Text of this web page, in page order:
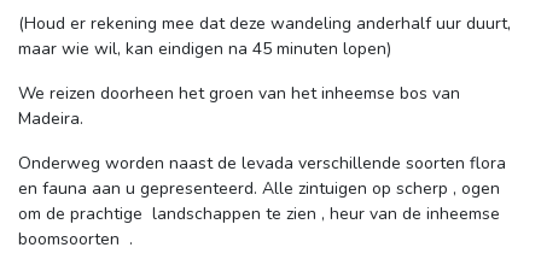
(Houd er rekening mee dat deze wandeling anderhalf uur duurt,
maar wie wil, kan eindigen na 45 minuten lopen)
We reizen doorheen het groen van het inheemse bos van
Madeira.
Onderweg worden naast de levada verschillende soorten flora
en fauna aan u gepresenteerd. Alle zintuigen op scherp , ogen
om de prachtige landschappen te zien , heur van de inheemse
boomsoorten .